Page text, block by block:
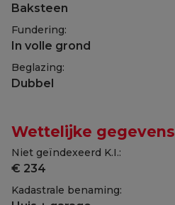
Baksteen
Fundering:
In volle grond
Beglazing:
Dubbel
Wettelijke gegevens
Niet geïndexeerd K.I.:
€ 234
Kadastrale benaming: